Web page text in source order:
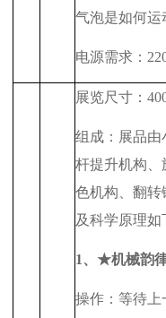
气泡是如何运
电源需求：
展览尺寸：
组成：展品由
杆提升机构、
色机构、翻转
及科学原理如
1、★机械韵
操作：等待上